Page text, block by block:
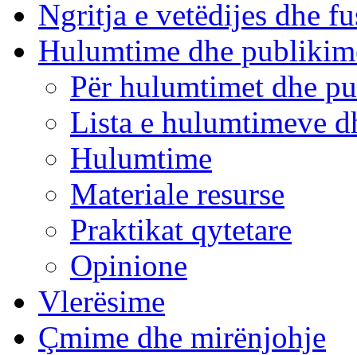
Ngritja e vetëdijes dhe
Hulumtime dhe
Për hulumtimet dhe
Lista e hulumtimeve
Hulumtime
Materiale resurse
Praktikat qytetare
Opinione
Vlerësime
Çmime dhe mirënjohje